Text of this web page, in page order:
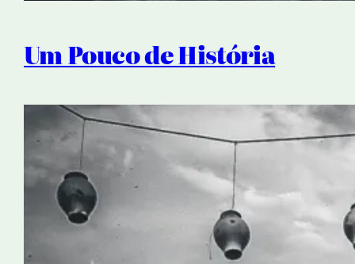
Um Pouco de História